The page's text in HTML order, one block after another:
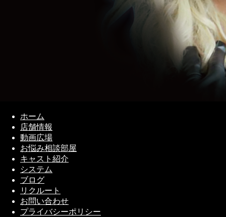
ホーム
店舗情報
動画広場
お悩み相談部屋
キャスト紹介
システム
ブログ
リクルート
お問い合わせ
プライバシーポリシー